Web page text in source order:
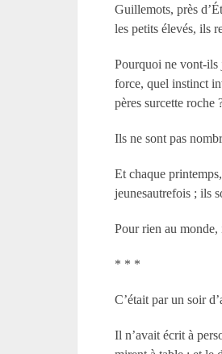
Guillemots, près
les petits élevés, ils
Pourquoi ne vont-ils
force, quel instinct
pères surcette
Ils ne sont pas
Et chaque
jeunesautrefois ; ils
Pour rien au monde,
* * *
C’était par un soir
Il n’avait écrit à